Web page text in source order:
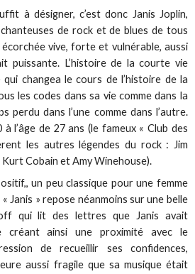
à désigner, c’est donc Janis Joplin,
chanteuses de rock et de blues de tous
vive, forte et vulnérable, aussi
puissante. L’histoire de la courte vie
qui changea le cours de l’histoire de la
les codes dans sa vie comme dans la
perdu dans l’une comme dans l’autre.
l’âge de 27 ans (le fameux « Club des
les autres légendes du rock : Jim
Cobain et Amy Winehouse).
un peu classique pour une femme
Janis » repose néanmoins sur une belle
qui lit des lettres que Janis avait
créant ainsi une proximité avec le
de recueillir ses confidences,
aussi fragile que sa musique était